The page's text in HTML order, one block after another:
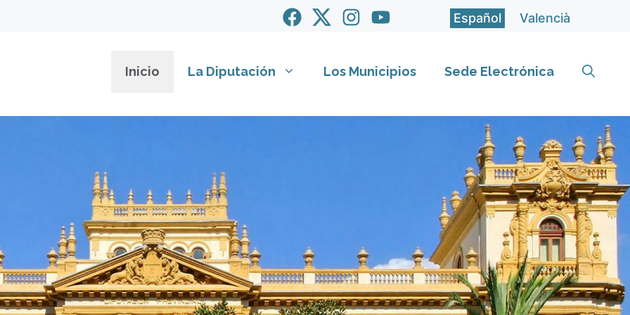
Español Valencià
Inicio La Diputación Los Municipios Sede Electrónica